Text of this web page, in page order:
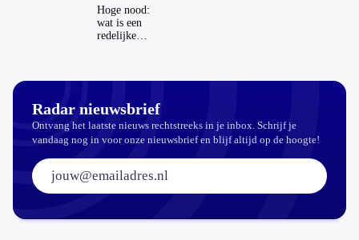
mag dat
zomaar?
Hoge nood:
wat is een
redelijke
Radar nieuwsbrief
Ontvang het laatste nieuws rechtstreeks in je inbox. Schrijf je
vandaag nog in voor onze nieuwsbrief en blijf altijd op de hoogte!
E-mailadres: